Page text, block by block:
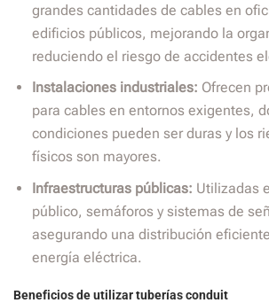
grandes cantidades de cables en
edificios públicos, mejorando la
reduciendo el riesgo de accidentes
Instalaciones industriales: Ofrecen
para cables en entornos exigentes,
condiciones pueden ser duras y los
físicos son mayores.
Infraestructuras públicas: Utilizadas
público, semáforos y sistemas de
asegurando una distribución
energía eléctrica.
Beneficios de utilizar tuberías conduit